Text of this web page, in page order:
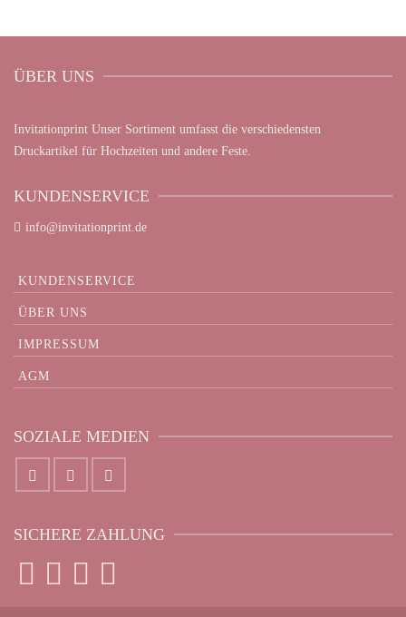
ÜBER UNS
Invitationprint Unser Sortiment umfasst die verschiedensten
Druckartikel für Hochzeiten und andere Feste.
KUNDENSERVICE
info@invitationprint.de
KUNDENSERVICE
ÜBER UNS
IMPRESSUM
AGM
SOZIALE MEDIEN
SICHERE ZAHLUNG